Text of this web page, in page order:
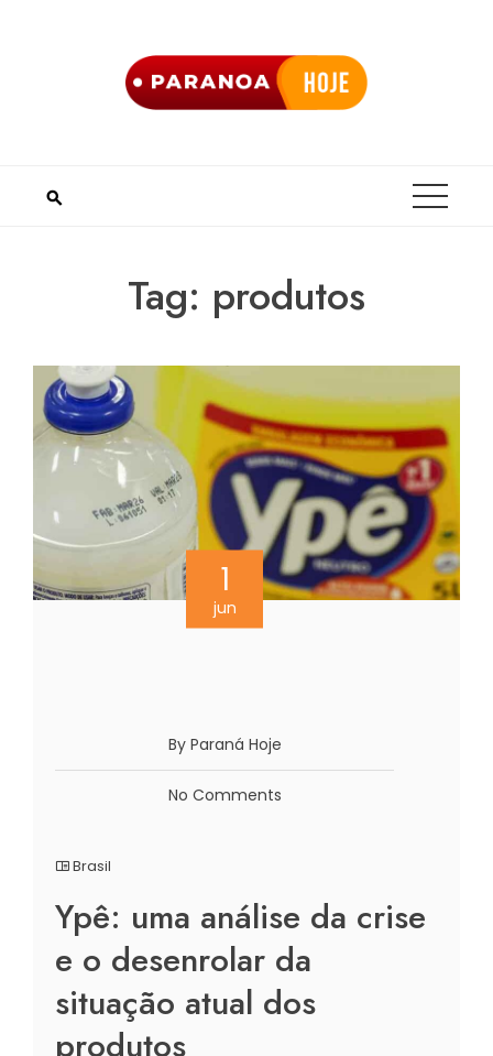
Tag: produtos
1
jun
By Paraná Hoje
No Comments
Brasil
Ypê: uma análise da crise
e o desenrolar da
situação atual dos
produtos